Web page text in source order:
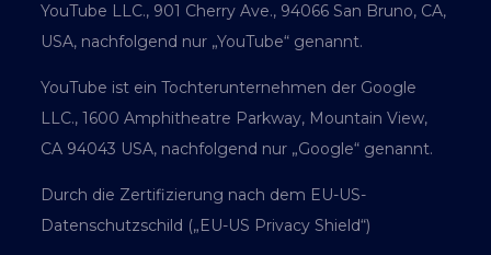
YouTube LLC., 901 Cherry Ave., 94066 San Bruno, CA,
USA, nachfolgend nur „YouTube“ genannt.
YouTube ist ein Tochterunternehmen der Google
LLC., 1600 Amphitheatre Parkway, Mountain View,
CA 94043 USA, nachfolgend nur „Google“ genannt.
Durch die Zertifizierung nach dem EU-US-
Datenschutzschild („EU-US Privacy Shield“)